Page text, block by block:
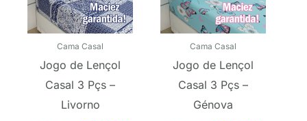
Cama Casal
Jogo de Lençol
Casal 3 Pçs –
Livorno
Cama Casal
Jogo de Lençol
Casal 3 Pçs –
Génova